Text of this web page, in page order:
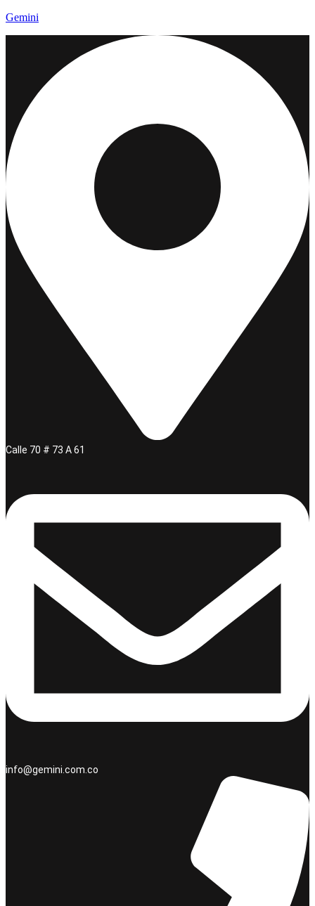
Gemini
Calle 70 # 73 A 61
info@gemini.com.co